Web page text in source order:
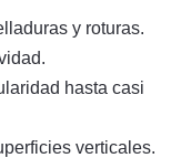
y roturas.
hasta casi
verticales.